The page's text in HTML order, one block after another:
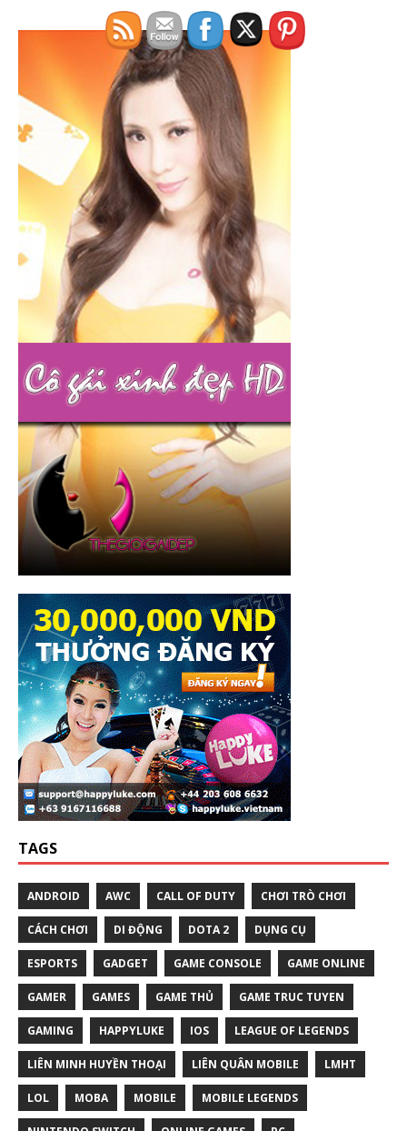
TAGS
ANDROID AWC CALL OF DUTY CHƠI TRÒ CHƠI
CÁCH CHƠI DI ĐỘNG DOTA 2 DỤNG CỤ
ESPORTS GADGET GAME CONSOLE GAME ONLINE
GAMER GAMES GAME THỦ GAME TRUC TUYEN
GAMING HAPPYLUKE IOS LEAGUE OF LEGENDS
LIÊN MINH HUYỀN THOẠI LIÊN QUÂN MOBILE LMHT
LOL MOBA MOBILE MOBILE LEGENDS